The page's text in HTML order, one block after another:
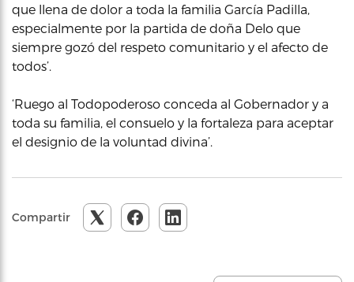
que llena de dolor a toda la familia García Padilla,
especialmente por la partida de doña Delo que
siempre gozó del respeto comunitario y el afecto de
todos’.
‘Ruego al Todopoderoso conceda al Gobernador y a
toda su familia, el consuelo y la fortaleza para aceptar
el designio de la voluntad divina’.
Compartir